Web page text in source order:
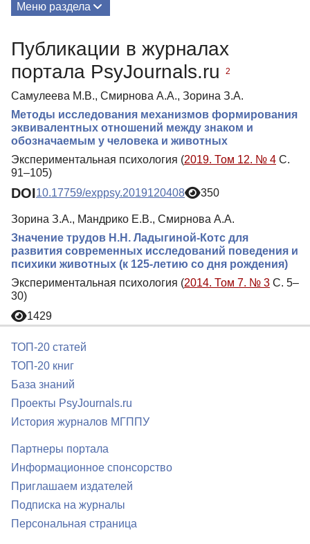
Меню раздела
Публикации в журналах
портала PsyJournals.ru
2
Самулеева М.В., Смирнова А.А., Зорина З.А.
Методы исследования механизмов формирования
эквивалентных отношений между знаком и
обозначаемым у человека и животных
Экспериментальная психология (2019. Том 12. № 4 С.
91–105)
DOI10.17759/exppsy.2019120408 350
Зорина З.А., Мандрико Е.В., Смирнова А.А.
Значение трудов Н.Н. Ладыгиной-Котс для
развития современных исследований поведения и
психики животных (к 125-летию со дня рождения)
Экспериментальная психология (2014. Том 7. № 3 С. 5–
30)
1429
ТОП-20 статей
ТОП-20 книг
База знаний
Проекты PsyJournals.ru
История журналов МГППУ
Партнеры портала
Информационное спонсорство
Приглашаем издателей
Подписка на журналы
Персональная страница